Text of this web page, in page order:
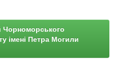
Чорноморського
імені Петра Могили